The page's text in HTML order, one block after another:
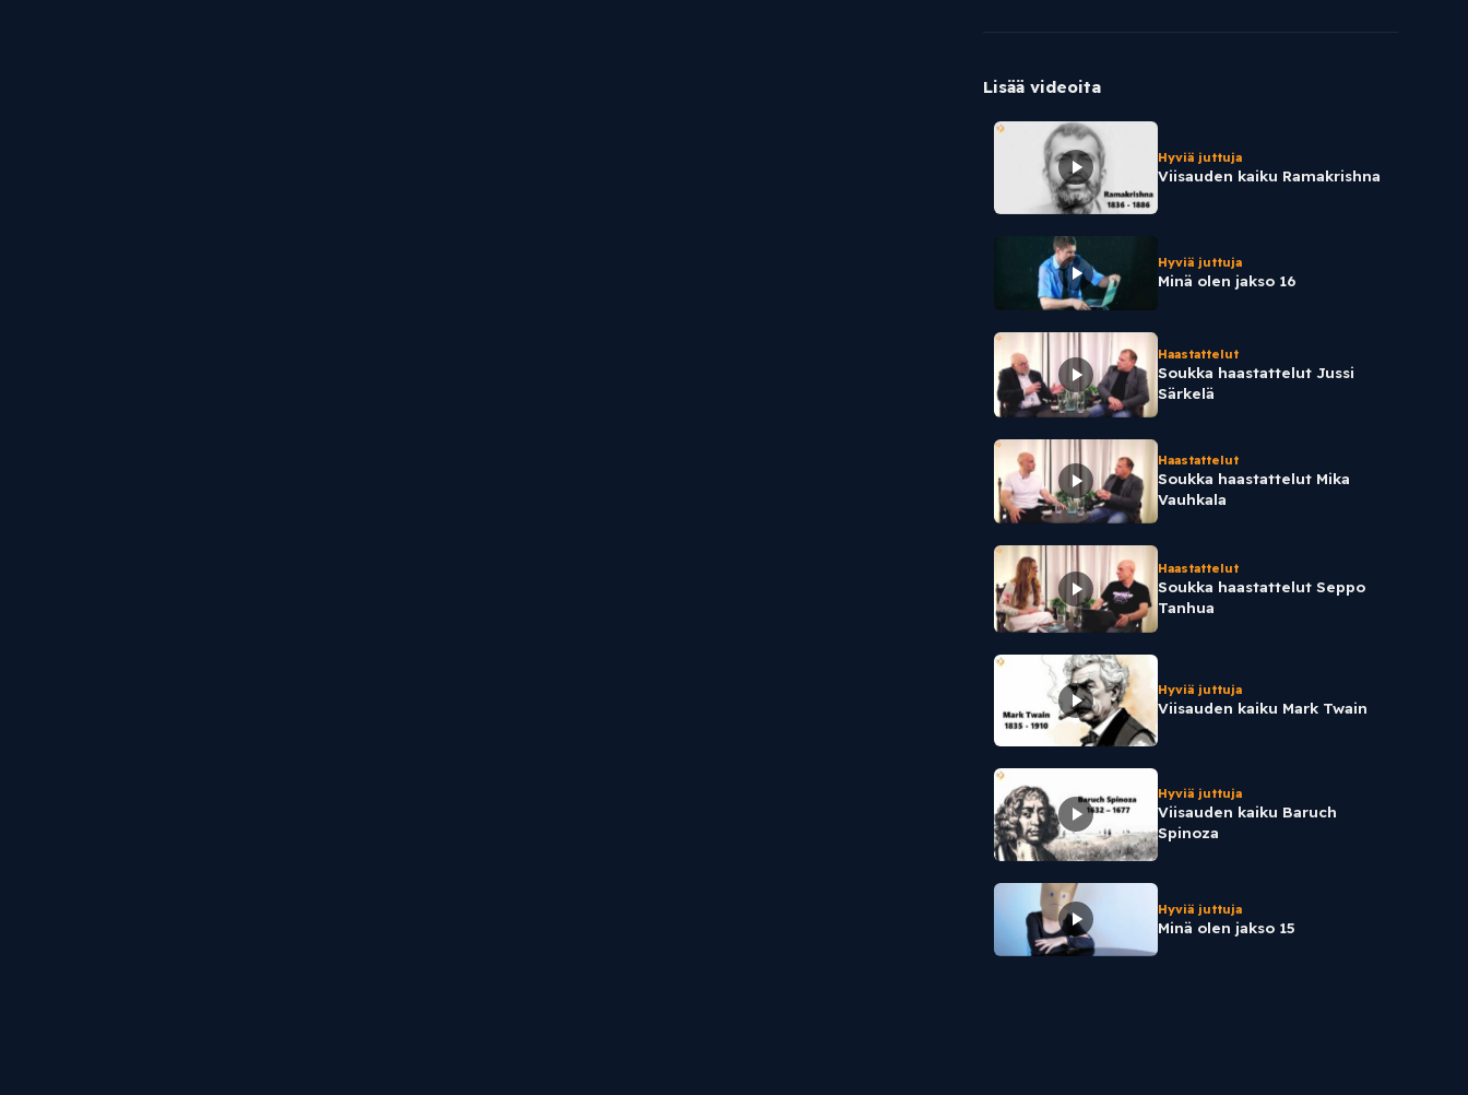
Lisää videoita
Hyviä juttuja
Viisauden kaiku Ramakrishna
Hyviä juttuja
Minä olen jakso 16
Haastattelut
Soukka haastattelut Jussi
Särkelä
Haastattelut
Soukka haastattelut Mika
Vauhkala
Haastattelut
Soukka haastattelut Seppo
Tanhua
Hyviä juttuja
Viisauden kaiku Mark Twain
Hyviä juttuja
Viisauden kaiku Baruch
Spinoza
Hyviä juttuja
Minä olen jakso 15